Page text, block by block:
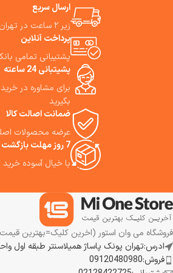
استور.
تمام
موکت و
به
ارسال سریع
زیر ۲ ساعت در تهران
پرداخت آنلاین
پشتیبانی تمامی
پشیتبانی 24 ساعته
برای مشاوره در
بگیرید
ضمانت اصالت کالا
عرضه محصولات
7 روز مهلت بازگشت کالا
با خیال آسوده خرید
فروشگاه می وان استور (اخرین کلیک=بهترین
ادرس:تهران پونک پاساژ همیلاسنتر طبقه اول واحد 141 فروشگاه
فروش:09120480980